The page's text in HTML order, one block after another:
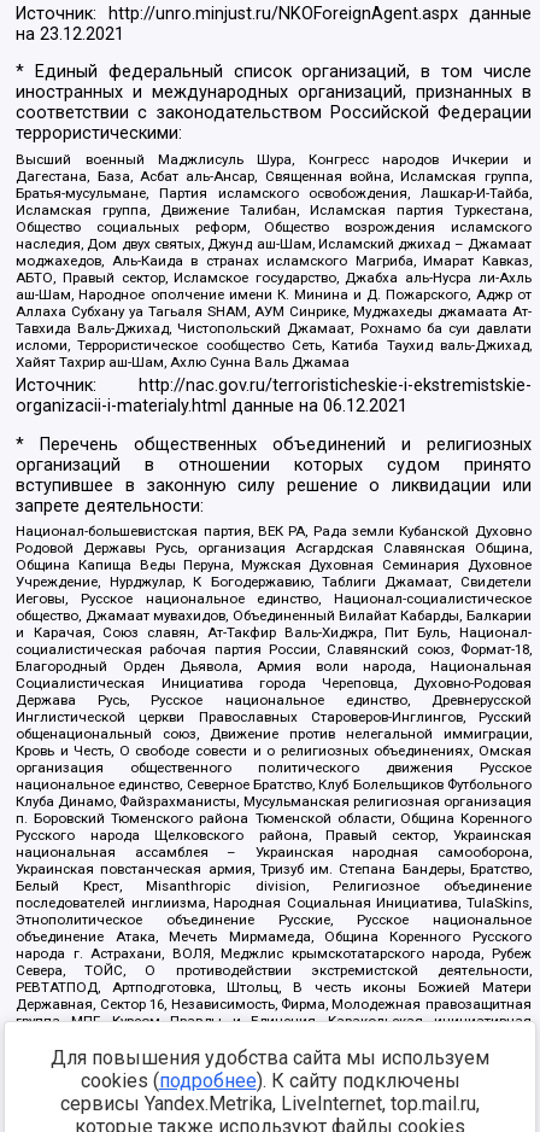
Источник: http://unro.minjust.ru/NKOForeignAgent.aspxданные
на23.12.2021
* Единый федеральный список организаций, в том числе
иностранных и международных организаций, признанных в
соответствии с законодательством Российской Федерации
террористическими:
Высший военный Маджлисуль Шура, Конгресс народов Ичкерии и
Дагестана, База, Асбат аль-Ансар, Священная война, Исламская группа,
Братья-мусульмане, Партия исламского освобождения, Лашкар-И-Тайба,
Исламская группа, Движение Талибан, Исламская партия Туркестана,
Общество социальных реформ, Общество возрождения исламского
наследия, Дом двух святых, Джунд аш-Шам, Исламский джихад – Джамаат
моджахедов, Аль-Каида в странах исламского Магриба, Имарат Кавказ,
АБТО, Правый сектор, Исламское государство, Джабха аль-Нусра ли-Ахль
аш-Шам, Народное ополчение имени К. Минина и Д. Пожарского, Аджр от
Аллаха Субхану уа Тагьаля SHAM, АУМ Синрике, Муджахеды джамаата Ат-
Тавхида Валь-Джихад, Чистопольский Джамаат, Рохнамо ба суи давлати
исломи, Террористическое сообщество Сеть, Катиба Таухид валь-Джихад,
Хайят Тахрир аш-Шам, Ахлю Сунна Валь Джамаа
Источник:
http://nac.gov.ru/terroristicheskie-i-ekstremistskie-
organizacii-i-materialy.html данные на06.12.2021
* Перечень общественных объединений и религиозных
организаций в отношении которых судом принято
вступившее в законную силу решение о ликвидации или
запрете деятельности:
Национал-большевистская партия, ВЕК РА, Рада земли Кубанской Духовно
Родовой Державы Русь, организация Асгардская Славянская Община,
Община Капища Веды Перуна, Мужская Духовная Семинария Духовное
Учреждение, Нурджулар, К Богодержавию, Таблиги Джамаат, Свидетели
Иеговы, Русское национальное единство, Национал-социалистическое
общество, Джамаат мувахидов, Объединенный Вилайат Кабарды, Балкарии
и Карачая, Союз славян, Ат-Такфир Валь-Хиджра, Пит Буль, Национал-
социалистическая рабочая партия России, Славянский союз, Формат-18,
Благородный Орден Дьявола, Армия воли народа, Национальная
Социалистическая Инициатива города Череповца, Духовно-Родовая
Держава Русь, Русское национальное единство, Древнерусской
Инглистической церкви Православных Староверов-Инглингов, Русский
общенациональный союз, Движение против нелегальной иммиграции,
Кровь и Честь, О свободе совести и о религиозных объединениях, Омская
организация общественного политического движения Русское
национальное единство, Северное Братство, Клуб Болельщиков Футбольного
Клуба Динамо, Файзрахманисты, Мусульманская религиозная организация
п. Боровский Тюменского района Тюменской области, Община Коренного
Русского народа Щелковского района, Правый сектор, Украинская
национальная ассамблея – Украинская народная самооборона,
Украинская повстанческая армия, Тризуб им. Степана Бандеры, Братство,
Белый Крест, Misanthropic division, Религиозное объединение
последователей инглиизма, Народная Социальная Инициатива, TulaSkins,
Этнополитическое объединение Русские, Русское национальное
объединение Атака, Мечеть Мирмамеда, Община Коренного Русского
народа г. Астрахани, ВОЛЯ, Меджлис крымскотатарского народа, Рубеж
Севера, ТОЙС, О противодействии экстремистской деятельности,
РЕВТАТПОД, Артподготовка, Штольц, В честь иконы Божией Матери
Державная, Сектор 16, Независимость, Фирма, Молодежная правозащитная
группа МПГ, Курсом Правды и Единения, Каракольская инициативная
Благотворительный пансионат Ак Умут, Русская республика Русь,
Арестантское уголовное единство, Башкорт, Нация и свобода, W.H.С., Фалунь
Дафа, Иртыш Ultras, Русский Патриотический клуб-Новокузнецк/РПК,
Сибирский державный союз, Фонд борьбы с коррупцией, Фонд защиты прав
граждан, Штабы Навального, Совет граждан СССР Прикубанского округа г.
Для повышения удобства сайта мы используем
cookies (подробнее). К сайту подключены
сервисы Yandex.Metrika, LiveInternet, top.mail.ru,
которые также используют файлы cookies